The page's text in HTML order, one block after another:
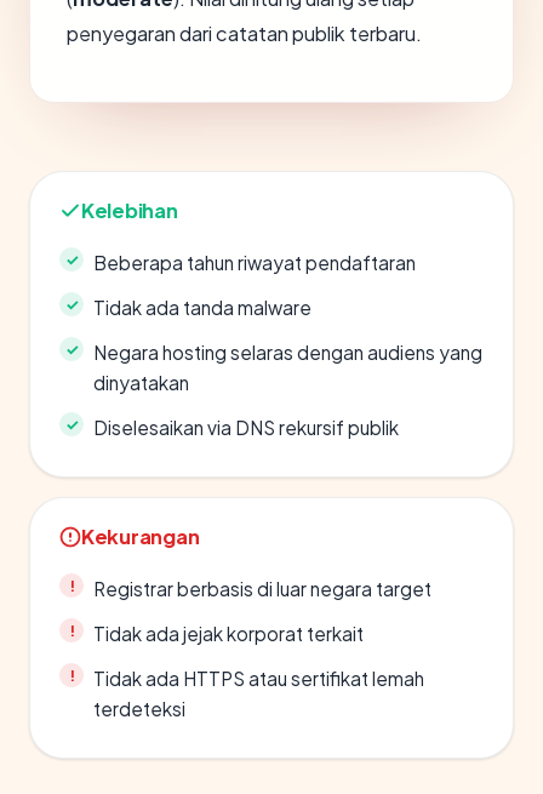
penyegaran dari catatan publik terbaru.
Kelebihan
Beberapa tahun riwayat pendaftaran
Tidak ada tanda malware
Negara hosting selaras dengan audiens yang
dinyatakan
Diselesaikan via DNS rekursif publik
Kekurangan
Registrar berbasis di luar negara target
Tidak ada jejak korporat terkait
Tidak ada HTTPS atau sertifikat lemah
terdeteksi